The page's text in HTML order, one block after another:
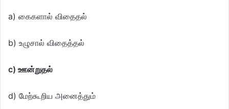
a) கைகளால் விதைதல்
b) உழுசால் விதைத்தல்
c) ஊன்றுதல்
d) மேற்கூறிய அனைத்தும்